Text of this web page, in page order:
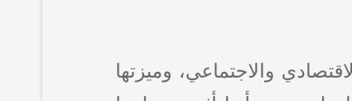
والاجتماعي، وميزتها